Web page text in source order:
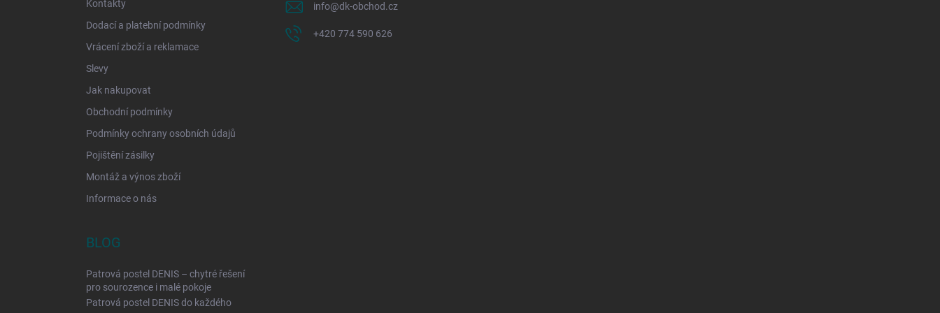
Kontakty
Dodací a platební podmínky
Vrácení zboží a reklamace
Slevy
Jak nakupovat
Obchodní podmínky
Podmínky ochrany osobních údajů
Pojištění zásilky
Montáž a výnos zboží
Informace o nás
info@dk-obchod.cz
+420 774 590 626
BLOG
Patrová postel DENIS – chytré řešení
pro sourozence i malé pokoje
Patrová postel DENIS do každého